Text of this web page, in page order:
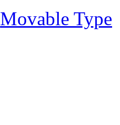
Movable Type